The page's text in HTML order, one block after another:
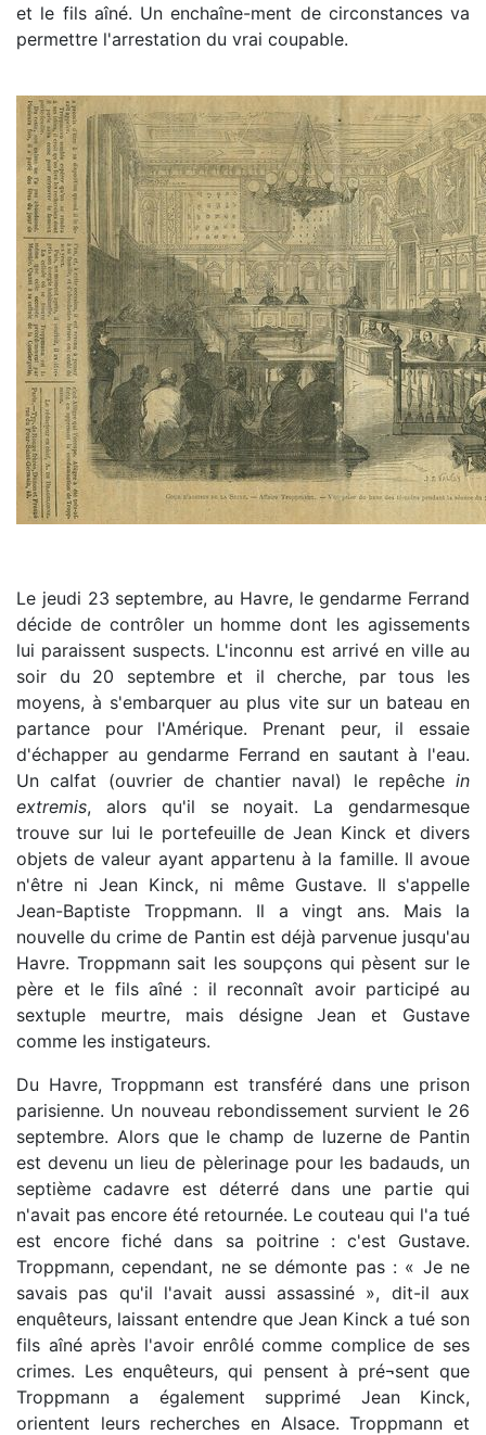
et le fils aîné. Un enchaîne-ment de circonstances va
permettre l'arrestation du vrai coupable.
Le jeudi 23 septembre, au Havre, le gendarme Ferrand
décide de contrôler un homme dont les agissements
lui paraissent suspects. L'inconnu est arrivé en ville au
soir du 20 septembre et il cherche, par tous les
moyens, à s'embarquer au plus vite sur un bateau en
partance pour l'Amérique. Prenant peur, il essaie
d'échapper au gendarme Ferrand en sautant à l'eau.
Un calfat (ouvrier de chantier naval) le repêche in
extremis, alors qu'il se noyait. La gendarmesque
trouve sur lui le portefeuille de Jean Kinck et divers
objets de valeur ayant appartenu à la famille. Il avoue
n'être ni Jean Kinck, ni même Gustave. Il s'appelle
Jean-Baptiste Troppmann. Il a vingt ans. Mais la
nouvelle du crime de Pantin est déjà parvenue jusqu'au
Havre. Troppmann sait les soupçons qui pèsent sur le
père et le fils aîné : il reconnaît avoir participé au
sextuple meurtre, mais désigne Jean et Gustave
comme les instigateurs.
Du Havre, Troppmann est transféré dans une prison
parisienne. Un nouveau rebondissement survient le 26
septembre. Alors que le champ de luzerne de Pantin
est devenu un lieu de pèlerinage pour les badauds, un
septième cadavre est déterré dans une partie qui
n'avait pas encore été retournée. Le couteau qui l'a tué
est encore fiché dans sa poitrine : c'est Gustave.
Troppmann, cependant, ne se démonte pas : « Je ne
savais pas qu'il l'avait aussi assassiné », dit-il aux
enquêteurs, laissant entendre que Jean Kinck a tué son
fils aîné après l'avoir enrôlé comme complice de ses
crimes. Les enquêteurs, qui pensent à pré¬sent que
Troppmann a également supprimé Jean Kinck,
orientent leurs recherches en Alsace. Troppmann et